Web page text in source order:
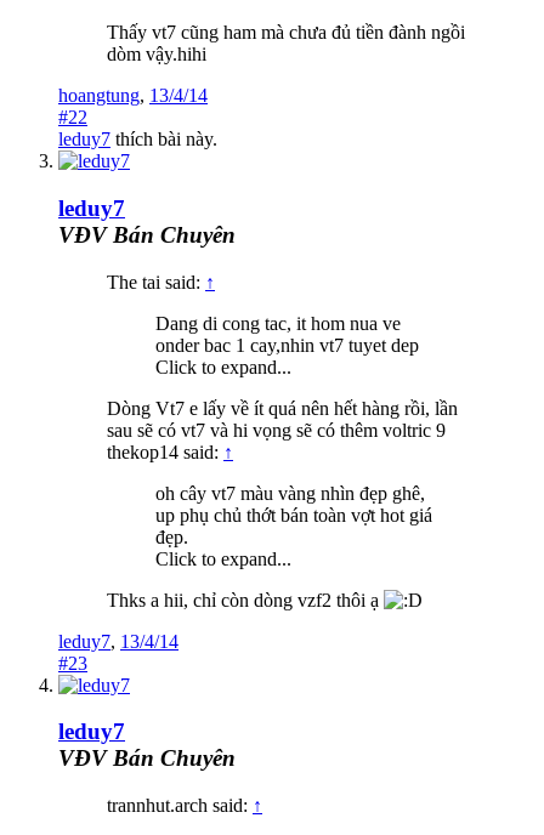
Thấy vt7 cũng ham mà chưa đủ tiền đành ngồi
dòm vậy.hihi
hoangtung, 13/4/14
#22
leduy7 thích bài này.
leduy7
VĐV Bán Chuyên
The tai said: ↑
Dang di cong tac, it hom nua ve
onder bac 1 cay,nhin vt7 tuyet dep
Click to expand...
Dòng Vt7 e lấy về ít quá nên hết hàng rồi, lần
sau sẽ có vt7 và hi vọng sẽ có thêm voltric 9
thekop14 said: ↑
oh cây vt7 màu vàng nhìn đẹp ghê,
up phụ chủ thớt bán toàn vợt hot giá
đẹp.
Click to expand...
Thks a hii, chỉ còn dòng vzf2 thôi ạ
leduy7, 13/4/14
#23
leduy7
VĐV Bán Chuyên
trannhut.arch said: ↑